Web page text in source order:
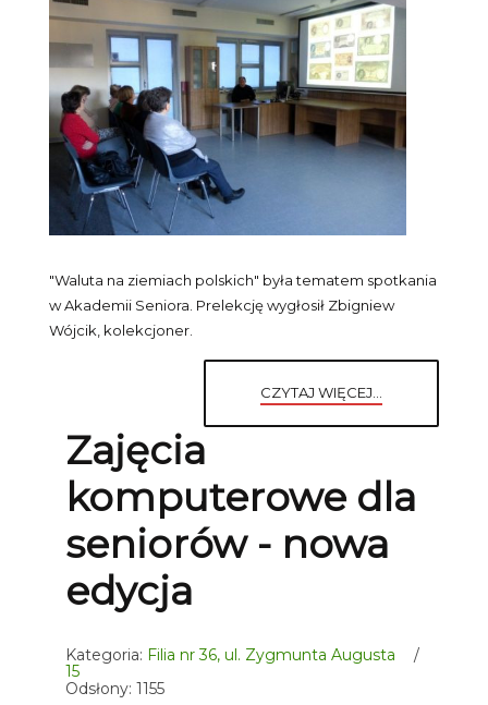
"Waluta na ziemiach polskich" była tematem spotkania
w Akademii Seniora. Prelekcję wygłosił Zbigniew
Wójcik, kolekcjoner.
CZYTAJ WIĘCEJ...
Zajęcia
komputerowe dla
seniorów - nowa
edycja
Kategoria: Filia nr 36, ul. Zygmunta Augusta
15
Odsłony: 1155